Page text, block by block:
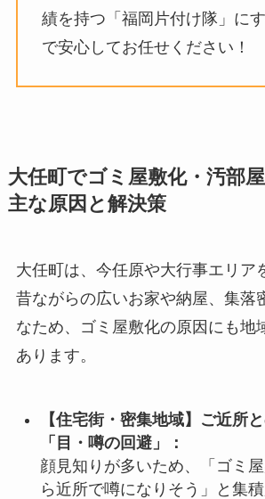
績を持つ「福岡片付け隊」に
で安心してお任せください！
大任町でゴミ屋敷化・汚部
主な原因と解決策
大任町は、今任原や大行事エリア
昔ながらの広いお家や納屋、集落
なため、ゴミ屋敷化の原因にも地
あります。
【住宅街・密集地域】ご近所
「目・噂の回避」：
顔見知りが多いため、「ゴミ
ら近所で噂になりそう」と集